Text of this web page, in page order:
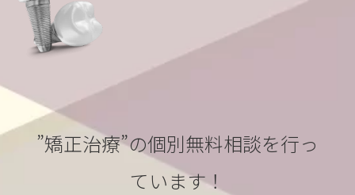
”矯正治療”の個別無料相談を行っ
ています！